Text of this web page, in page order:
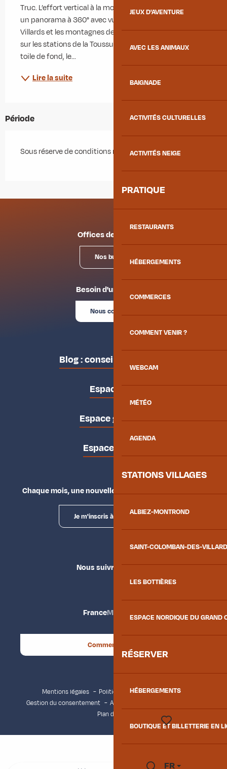
JEUX D'AVENTURE
AVEC LES ANIMAUX
BAIGNADE
ACTIVITÉS CULTURELLES
ACTIVITÉS NEIGE
PRATIQUE
RESTAURANTS
HÉBERGEMENTS
COMMERCES
COMMENT VENIR ?
WEBCAM
MÉTÉO
AGENDA
STATIONS VILLAGES
ALBIEZ-MONTROND
SAINT-COLOMBAN-DES-
LES BOTTIÈRES
ESPACE NORDIQUE DU GRAND
RÉSERVER
HÉBERGEMENTS
BOUTIQUE ET BILLETTERIE EN
FR
Truc. L’effort vertical à la montée sera récompensé par
un panorama à 360° avec vue d’un côté sur la vallée des
Villards et les montagnes de Belledonne, et de l’autre
sur les stations de la Toussuire et du Corbier avec en
toile de fond, le...
Lire la suite
Période
Sous réserve de conditions météo favorables.
Offices de tourisme
Nos bureaux
Besoin d'un conseil ?
Nous contacter
Blog : conseils des locaux
Espace pro
Espace groupes
Espace presse
Chaque mois, une nouvelle façon d'explorer la vallée.
Je m'inscris à la newsletter
Nous suivre
FranceMaurienne
Comment venir ?
Mentions légales
Politique de confidentialité
Gestion du consentement
Accessibilité : non conforme
Plan du site